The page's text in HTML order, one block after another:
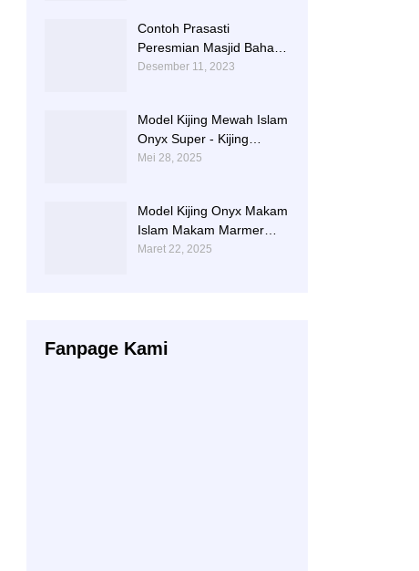
Contoh Prasasti
Peresmian Masjid Bahan
Marmer Dari Tulungagung
Desember 11, 2023
Model Kijing Mewah Islam
Onyx Super - Kijing
Makam Batu Alam
Mei 28, 2025
Model Kijing Onyx Makam
Islam Makam Marmer
Karawang
Maret 22, 2025
Fanpage Kami